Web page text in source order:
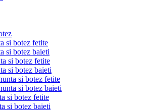
si botez fetite
si botez baieti
si botez fetite
si botez baieti
si botez fetite
si botez baieti
si botez fetite
si botez baieti